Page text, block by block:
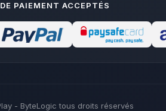
PAIEMENT ACCEPTÉS
- ByteLogic tous droits réservés